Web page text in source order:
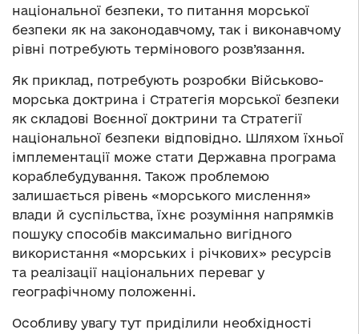
національної безпеки, то питання морської
безпеки як на законодавчому, так і виконавчому
рівні потребують термінового розв’язання.
Як приклад, потребують розробки Військово-
морська доктрина і Стратегія морської безпеки
як складові Воєнної доктрини та Стратегії
національної безпеки відповідно. Шляхом їхньої
імплементації може стати Державна програма
кораблебудування. Також проблемою
залишається рівень «морського мислення»
влади й суспільства, їхнє розуміння напрямків
пошуку способів максимально вигідного
використання «морських і річкових» ресурсів
та реалізації національних переваг у
географічному положенні.
Особливу увагу тут приділили необхідності